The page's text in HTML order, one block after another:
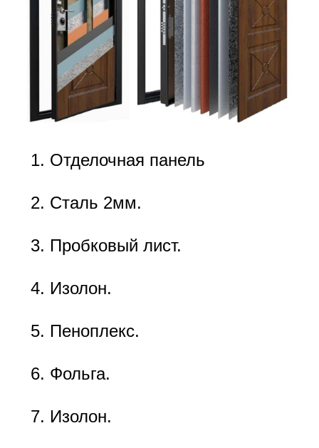
Отделочная панель
Сталь 2мм.
Пробковый лист.
Изолон.
Пеноплекс.
Фольга.
Изолон.